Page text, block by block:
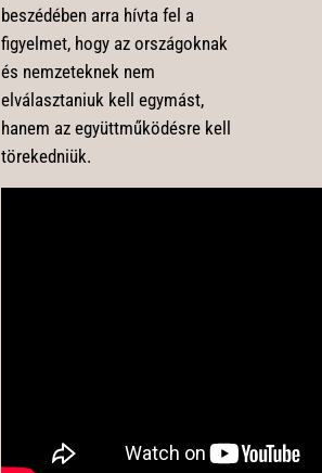
beszédében arra hívta fel a
figyelmet, hogy az országoknak
és nemzeteknek nem
elválasztaniuk kell egymást,
hanem az együttműködésre kell
törekedniük.